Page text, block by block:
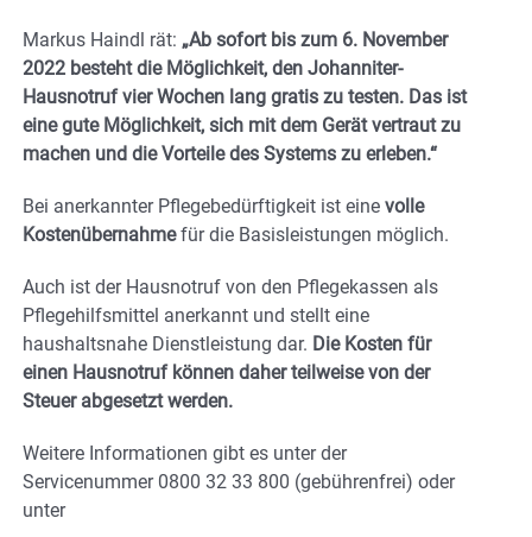
Markus Haindl rät: „Ab sofort bis zum 6. November
2022 besteht die Möglichkeit, den Johanniter-
Hausnotruf vier Wochen lang gratis zu testen. Das ist
eine gute Möglichkeit, sich mit dem Gerät vertraut zu
machen und die Vorteile des Systems zu erleben.“
Bei anerkannter Pflegebedürftigkeit ist eine volle
Kostenübernahmefür die Basisleistungen möglich.
Auch ist der Hausnotruf von den Pflegekassen als
Pflegehilfsmittel anerkannt und stellt eine
haushaltsnahe Dienstleistung dar. Die Kosten für
einen Hausnotruf können daher teilweise von der
Steuer abgesetzt werden.
Weitere Informationen gibt es unter der
Servicenummer 0800 32 33 800 (gebührenfrei) oder
unter